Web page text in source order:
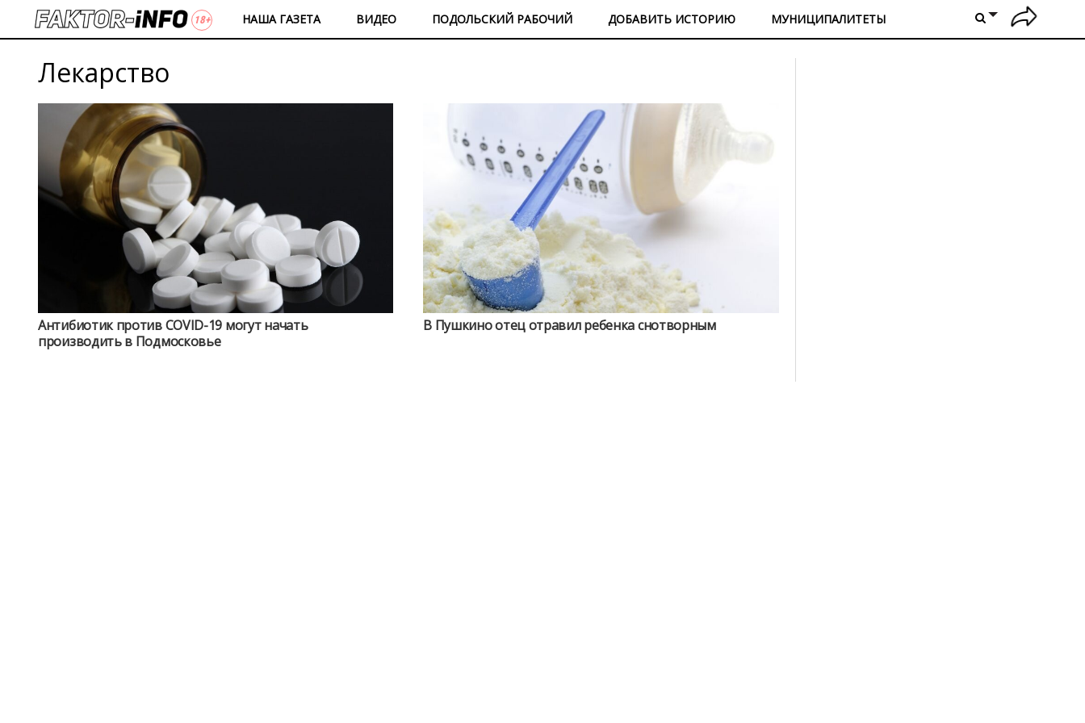
НАША ГАЗЕТА ВИДЕО ПОДОЛЬСКИЙ РАБОЧИЙ ДОБАВИТЬ ИСТОРИЮ МУНИЦИПАЛИТЕТЫ
Лекарство
Антибиотик против COVID-19 могут начать
производить в Подмосковье
В Пушкино отец отравил ребенка снотворным